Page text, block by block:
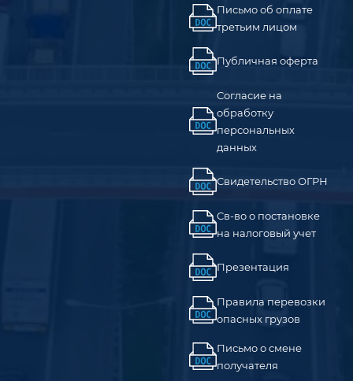
Письмо об оплате
третьим лицом
Публичная оферта
Согласие на
обработку
персональных
данных
Свидетельство ОГРН
Св-во о постановке
на налоговый учет
Презентация
Правила перевозки
опасных грузов
Письмо о смене
получателя